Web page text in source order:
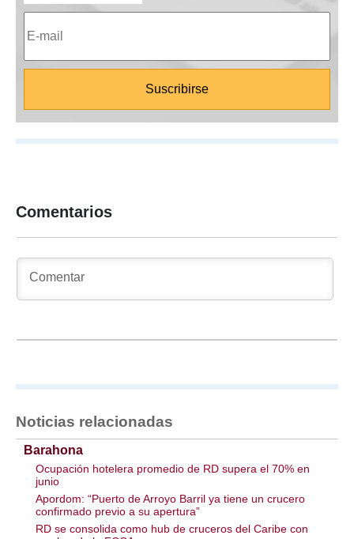
Comentarios
Noticias relacionadas
Barahona
Ocupación hotelera promedio de RD supera el 70% en
junio
Apordom: “Puerto de Arroyo Barril ya tiene un crucero
confirmado previo a su apertura”
RD se consolida como hub de cruceros del Caribe con